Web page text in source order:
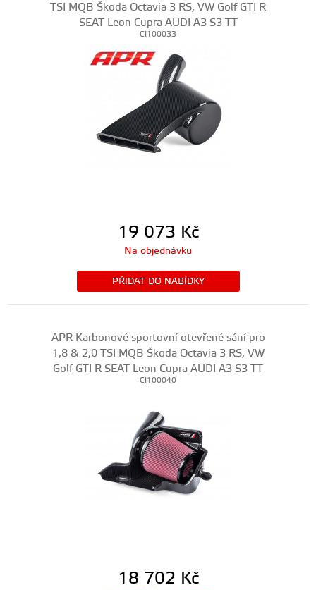
TSI MQB Škoda Octavia 3 RS, VW Golf GTI R
SEAT Leon Cupra AUDI A3 S3 TT
CI100033
19 073 Kč
Na objednávku
PŘIDAT DO NABÍDKY
APR Karbonové sportovní otevřené sání pro
1,8 & 2,0 TSI MQB Škoda Octavia 3 RS, VW
Golf GTI R SEAT Leon Cupra AUDI A3 S3 TT
CI100040
18 702 Kč